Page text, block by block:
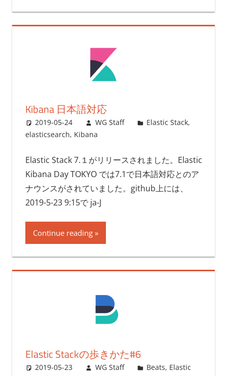
Kibana 日本語対応
2019-05-24 WG Staff Elastic Stack,
elasticsearch, Kibana
Elastic Stack 7.１がリリースされました。Elastic
Kibana Day TOKYO では7.1で日本語対応とのア
ナウンスがされていました。github上には、
2019-5-23 9:15で ja-J
Continue reading
Elastic Stackの歩きかた#6
2019-05-23 WG Staff Beats, Elastic